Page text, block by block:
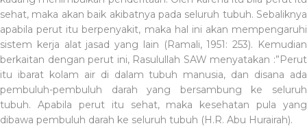
sehat, maka akan baik akibatnya pada seluruh tubuh. Sebaliknya
apabila perut itu berpenyakit, maka hal ini akan mempengaruhi
sistem kerja alat jasad yang lain (Ramali, 1951: 253). Kemudian
berkaitan dengan perut ini, Rasulullah SAW menyatakan :”Perut
itu ibarat kolam air di dalam tubuh manusia, dan disana ada
pembuluh-pembuluh darah yang bersambung ke seluruh
tubuh. Apabila perut itu sehat, maka kesehatan pula yang
dibawa pembuluh darah ke seluruh tubuh (H.R. Abu Hurairah).